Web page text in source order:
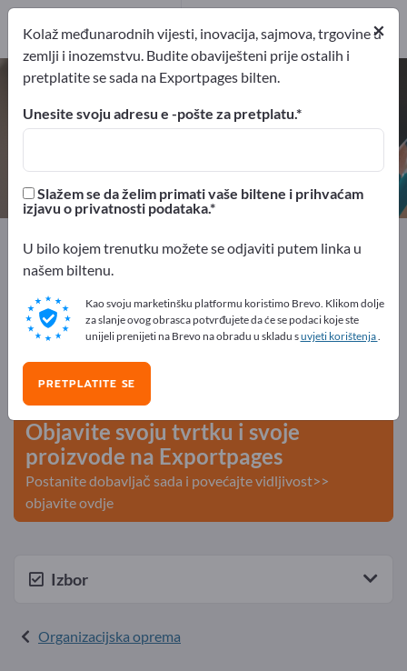
Fascikli za dokumente – pronađite
proizvođače i dobavljače
Exportpages Uredski pribor
Organizacijska oprema
Fascikli za dokumente
Besplatno oglašavajte na
Exportpages!
Potražnja – Ponude – Polovni proizvodi – Poslovni
kontakti >> počnite ovdje
Objavite svoju tvrtku i svoje
proizvode na Exportpages
Postanite dobavljač sada i povećajte vidljivost>>
objavite ovdje
Izbor
Organizacijska oprema
×
Kolaž međunarodnih vijesti, inovacija, sajmova, trgovine u
zemlji i inozemstvu. Budite obaviješteni prije ostalih i
pretplatite se sada na Exportpages bilten.
Unesite svoju adresu e -pošte za pretplatu.
Slažem se da želim primati vaše biltene i prihvaćam
izjavu o privatnosti podataka.
U bilo kojem trenutku možete se odjaviti putem linka u
našem biltenu.
Kao svoju marketinšku platformu koristimo Brevo. Klikom dolje
za slanje ovog obrasca potvrđujete da će se podaci koje ste
unijeli prenijeti na Brevo na obradu u skladu suvjeti korištenja.
PRETPLATITE SE